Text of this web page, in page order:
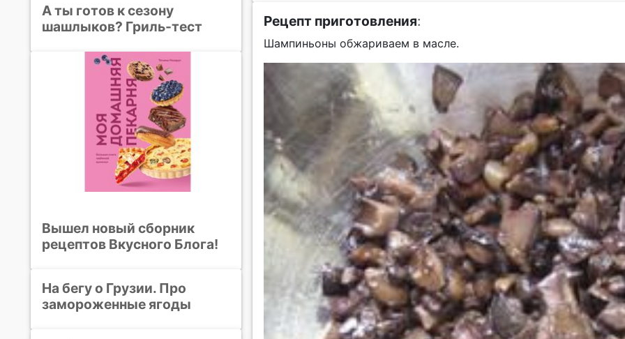
Рецепт приготовления:
Шампиньоны обжариваем в масле.
А ты готов к сезону
шашлыков? Гриль-тест
Вышел новый сборник
рецептов Вкусного Блога!
На бегу о Грузии. Про
замороженные ягоды